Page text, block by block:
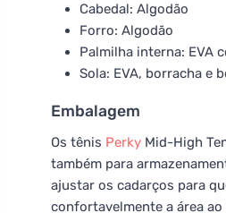
Cabedal: Algodão
Forro: Algodão
Palmilha interna: EVA
Sola: EVA, borracha e
Embalagem
Os tênis Perky Mid-High
também para
ajustar os cadarços para
confortavelmente a área